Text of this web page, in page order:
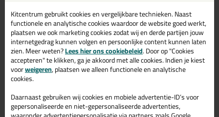
Deze vernieuwde kwast van ANZA Pro is extra duurzaam. De
onbehandelde houten steel is gemaakt van duurzaam hout en de
kwast is voorzien van een FSC verpakking! Anza denkt met deze
verbeterde kwastenlijn niet alleen aan jou, maar ook aan het
milieu ♻️
De Super Traditional met 30% varkenshaar is er voor iedereen
die op traditionele wijze schildert!
Wanneer gebruik je de ANZA Super
Kitcentrum gebruikt cookies en vergelijkbare technieken. Naast
functionele en analytische cookies waardoor de website goed werkt,
plaatsen we ook marketing cookies zodat wij en derde partijen jouw
internetgedrag kunnen volgen en persoonlijke content kunnen laten
zien. Meer weten?Lees hier ons cookiebeleid. Door op "Cookies
accepteren" te klikken, ga je akkoord met alle cookies. Indien je kiest
voorweigeren, plaatsen we alleen functionele en analytische
cookies.
Daarnaast gebruiken wij cookies en mobiele advertentie-ID’s voor
gepersonaliseerde en niet-gepersonaliseerde advertenties,